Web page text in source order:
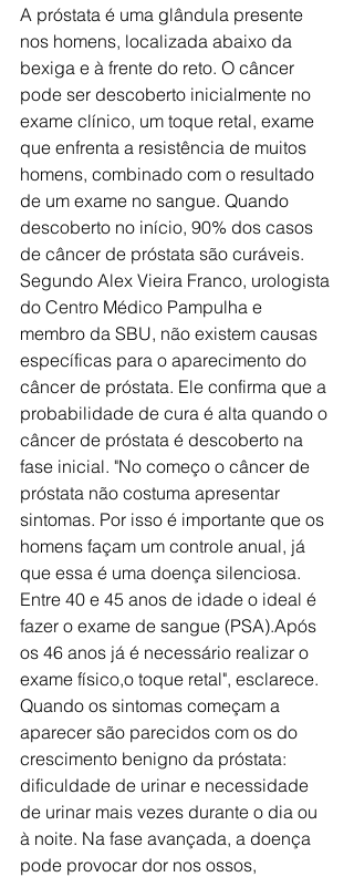
A próstata é uma glândula presente
nos homens, localizada abaixo da
bexiga e à frente do reto. O câncer
pode ser descoberto inicialmente no
exame clínico, um toque retal, exame
que enfrenta a resistência de muitos
homens, combinado com o resultado
de um exame no sangue. Quando
descoberto no início, 90% dos casos
de câncer de próstata são curáveis.
Segundo Alex Vieira Franco, urologista
do Centro Médico Pampulha e
membro da SBU, não existem causas
específicas para o aparecimento do
câncer de próstata. Ele confirma que a
probabilidade de cura é alta quando o
câncer de próstata é descoberto na
fase inicial. "No começo o câncer de
próstata não costuma apresentar
sintomas. Por isso é importante que os
homens façam um controle anual, já
que essa é uma doença silenciosa.
Entre 40 e 45 anos de idade o ideal é
fazer o exame de sangue (PSA).Após
os 46 anos já é necessário realizar o
exame físico,o toque retal", esclarece.
Quando os sintomas começam a
aparecer são parecidos com os do
crescimento benigno da próstata:
dificuldade de urinar e necessidade
de urinar mais vezes durante o dia ou
à noite. Na fase avançada, a doença
pode provocar dor nos ossos,